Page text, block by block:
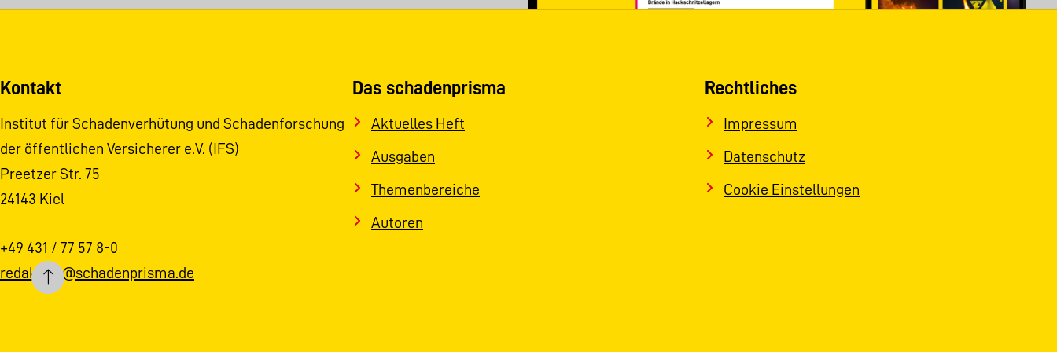
Kontakt
Institut für Schadenverhütung und Schadenforschung
der öffentlichen Versicherer e.V. (IFS)
Preetzer Str. 75
24143 Kiel
+49 431 / 77 57 8-0
redaktion@schadenprisma.de
Das schadenprisma
Aktuelles Heft
Ausgaben
Themenbereiche
Autoren
Rechtliches
Impressum
Datenschutz
Cookie Einstellungen